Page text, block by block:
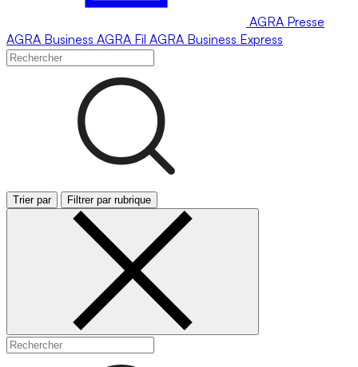
AGRA Presse
AGRA Business AGRA Fil AGRA Business Express
Trier par Filtrer par rubrique